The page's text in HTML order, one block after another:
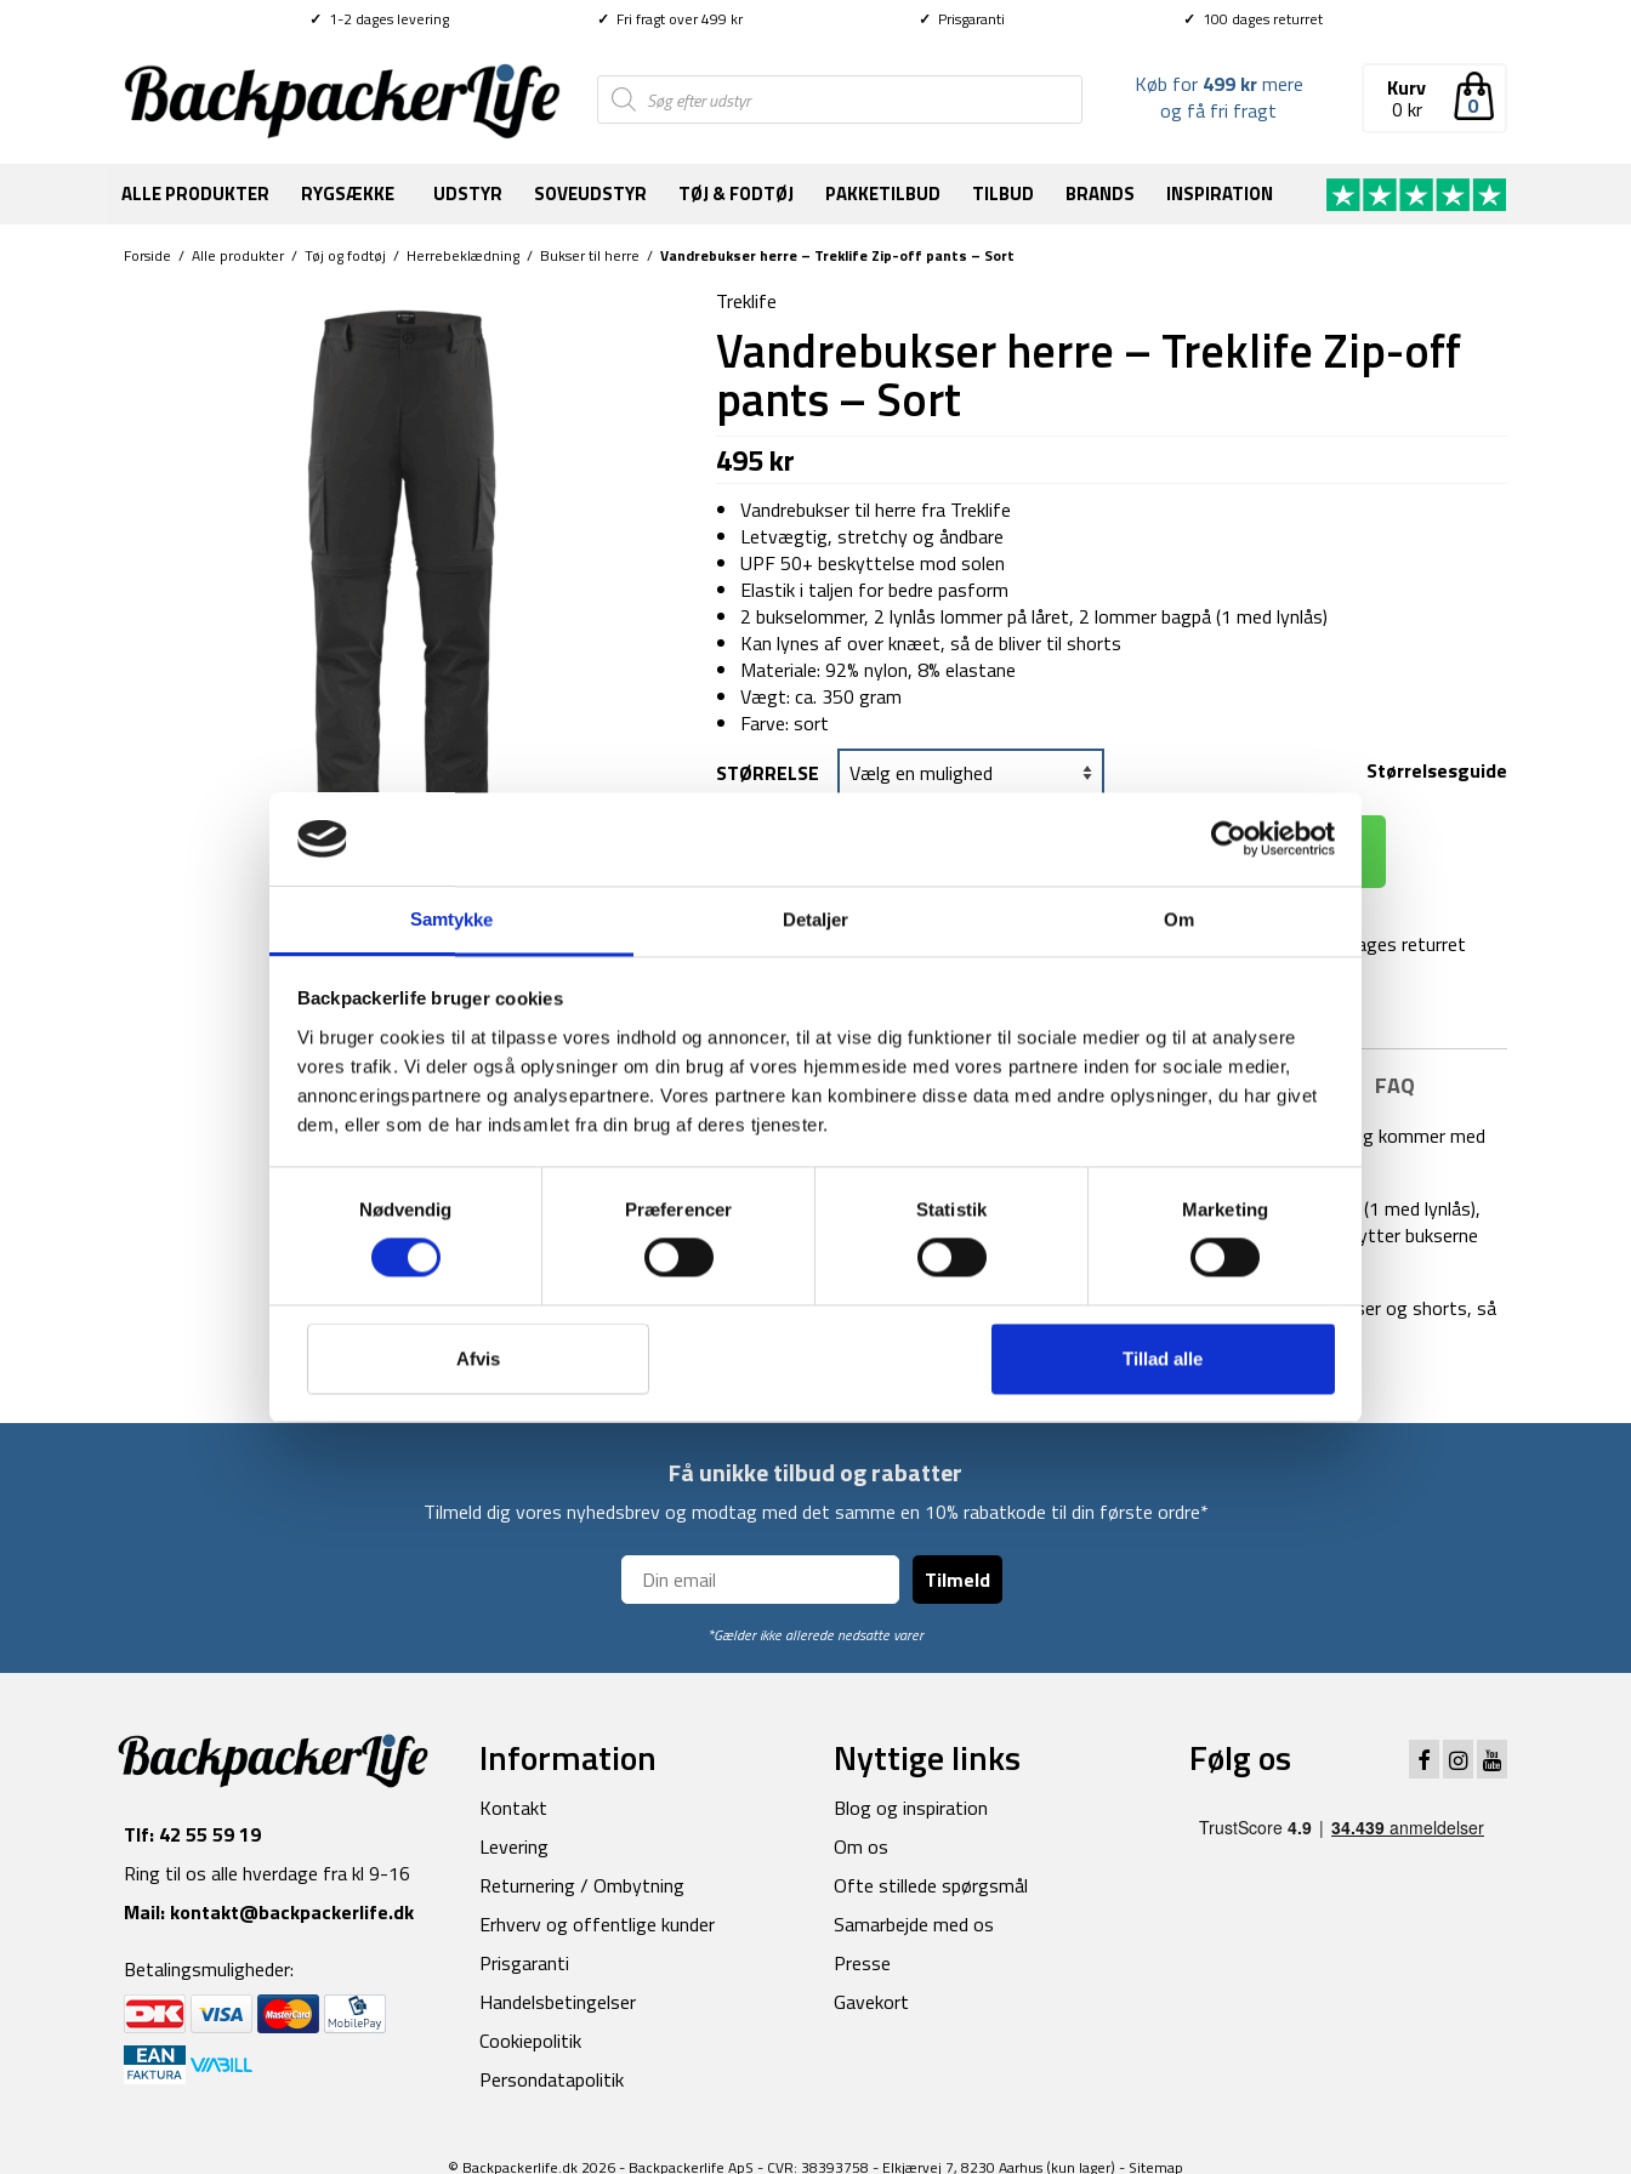
Samtykke Detaljer Om
Backpackerlife bruger cookies
Vi bruger cookies til at tilpasse vores indhold og annoncer, til at vise dig funktioner til sociale medier og til at analysere
vores trafik. Vi deler også oplysninger om din brug af vores hjemmeside med vores partnere inden for sociale medier,
annonceringspartnere og analysepartnere. Vores partnere kan kombinere disse data med andre oplysninger, du har givet
dem, eller som de har indsamlet fra din brug af deres tjenester.
Nødvendig
Præferencer Statistik Marketing
Afvis Tillad alle
✓ 1-2 dages levering ✓ Fri fragt over 499 kr ✓ Prisgaranti ✓ 100 dages returret
Products
search 0
Kurv
0 kr
Køb for 499 krmere
og få fri fragt
ALLE PRODUKTER RYGSÆKKE UDSTYR SOVEUDSTYR TØJ & FODTØJ PAKKETILBUD TILBUD BRANDS INSPIRATION
Forside / Alle produkter/ Tøj og fodtøj / Herrebeklædning / Bukser til herre / Vandrebukser herre – Treklife Zip-off pants – Sort
Treklife
Vandrebukser herre – Treklife Zip-off
pants – Sort
495kr
Vandrebukser til herre fra Treklife
Letvægtig, stretchy og åndbare
UPF 50+ beskyttelse mod solen
Elastik i taljen for bedre pasform
2 bukselommer, 2 lynlås lommer på låret, 2 lommer bagpå (1 med lynlås)
Kan lynes af over knæet, så de bliver til shorts
Materiale: 92% nylon, 8% elastane
Vægt: ca. 350 gram
Farve: sort
Størrelsesguide
STØRRELSE
100 dages returret
BESKRIVELSE YDERLIGERE INFORMATION BRAND FAQ
Vandrebukserne fra Treklife er designet med zip-off, så de kan blive til shorts og kommer med
ekstra åndbarhed, er letvægtige og ekstremt komfortable.
De har funktionerne; 2 bukselommer, 2 lynlås lommer på låret, 2 lommer bagpå (1 med lynlås),
elastisk i taljen for bedre pasform og beskytter mod solen. Med UPF 50+ beskytter bukserne
mod solen og kan forvandles til shorts ved at lyne lynlåsen op over knæene.
Vandrebukserne vejer ikke særlig meget og er en god kombination af lange bukser og shorts, så
de ikke tager særlig meget plads i din oppakning.
Få unikke tilbud og rabatter
Tilmeld dig vores nyhedsbrev og modtag med det samme en 10% rabatkode til din første ordre*
Tilmeld
*Gælder ikke allerede nedsatte varer
Tlf: 42 55 59 19
Ring til os alle hverdage fra kl 9-16
Mail: kontakt@backpackerlife.dk
Betalingsmuligheder:
Information
Kontakt
Levering
Returnering / Ombytning
Erhverv og offentlige kunder
Prisgaranti
Handelsbetingelser
Cookiepolitik
Persondatapolitik
Nyttige links
Blog og inspiration
Om os
Ofte stillede spørgsmål
Samarbejde med os
Presse
Gavekort
Følg os
© Backpackerlife.dk 2026 - Backpackerlife ApS - CVR: 38393758 - Elkjærvej 7, 8230 Aarhus (kun lager) - Sitemap